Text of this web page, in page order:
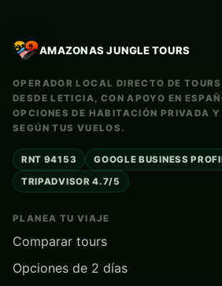
AMAZONAS JUNGLE TOURS
OPERADOR LOCAL DIRECTO DE
DESDE LETICIA, CON APOYO EN
OPCIONES DE HABITACIÓN PRIVADA
SEGÚN TUS VUELOS.
RNT 94153
GOOGLE BUSINESS
TRIPADVISOR 4.7/5
PLANEA TU VIAJE
Comparar tours
Opciones de 2 días